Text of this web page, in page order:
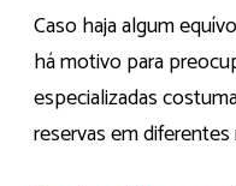
Caso haja algum
há motivo para
especializadas
reservas em